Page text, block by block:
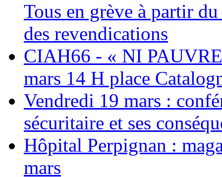
Tous en grève à partir
des revendications
CIAH66 - « NI
mars 14 H place
Vendredi 19 mars :
sécuritaire et ses
Hôpital Perpignan :
mars